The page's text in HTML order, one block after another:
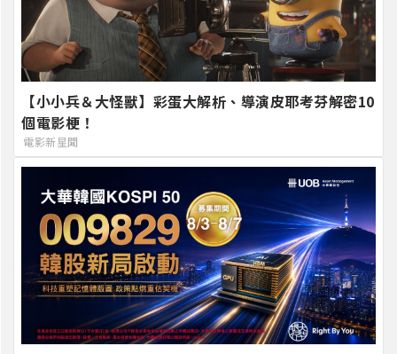
【小小兵＆大怪獸】彩蛋大解析、導演皮耶考芬解密10
個電影梗！
電影新星聞